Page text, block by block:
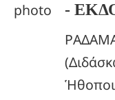
-